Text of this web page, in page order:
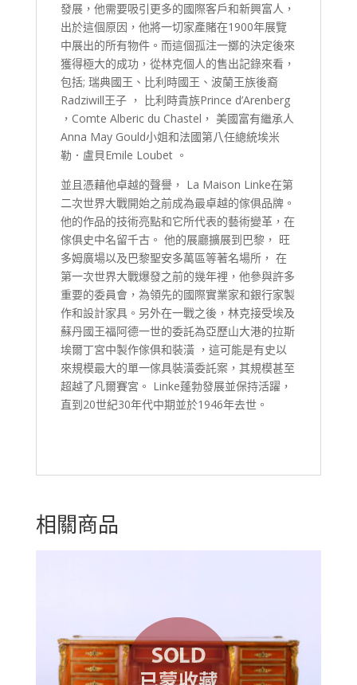
發展，他需要吸引更多的國際客戶和新興富人，
出於這個原因，他將一切家產賭在1900年展覽
中展出的所有物件。而這個孤注一擲的決定後來
獲得極大的成功，從林克個人的售出記錄來看，
包括; 瑞典國王、比利時國王、波蘭王族後裔
Radziwill王子 ， 比利時貴族Prince d’Arenberg
，Comte Alberic du Chastel， 美國富有繼承人
Anna May Gould小姐和法國第八任總統埃米
勒．盧貝Emile Loubet 。
並且憑藉他卓越的聲譽， La Maison Linke在第
二次世界大戰開始之前成為最卓越的傢俱品牌。
他的作品的技術亮點和它所代表的藝術變革，在
傢俱史中名留千古。 他的展廳擴展到巴黎， 旺
多姆廣場以及巴黎聖安多萬區等著名場所， 在
第一次世界大戰爆發之前的幾年裡，他參與許多
重要的委員會，為領先的國際實業家和銀行家製
作和設計家具。另外在一戰之後，林克接受埃及
蘇丹國王福阿德一世的委託為亞歷山大港的拉斯
埃爾丁宮中製作傢俱和裝潢 ，這可能是有史以
來規模最大的單一傢具裝潢委託案，其規模甚至
超越了凡爾賽宮。 Linke蓬勃發展並保持活躍，
直到20世紀30年代中期並於1946年去世。
相關商品